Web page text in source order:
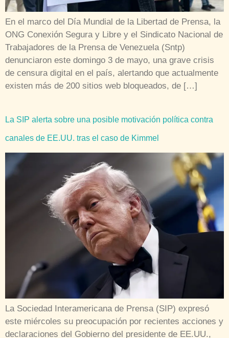
En el marco del Día Mundial de la Libertad de Prensa, la
ONG Conexión Segura y Libre y el Sindicato Nacional de
Trabajadores de la Prensa de Venezuela (Sntp)
denunciaron este domingo 3 de mayo, una grave crisis
de censura digital en el país, alertando que actualmente
existen más de 200 sitios web bloqueados, de […]
La SIP alerta sobre una posible motivación política contra
canales de EE.UU. tras el caso de Kimmel
La Sociedad Interamericana de Prensa (SIP) expresó
este miércoles su preocupación por recientes acciones y
declaraciones del Gobierno del presidente de EE.UU.,